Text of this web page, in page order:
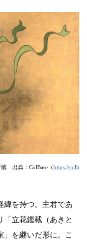
出典：ColBase（https://colb
緯を持つ。主君であ
「立花鑑載（あきと
」を継いだ形に。こ